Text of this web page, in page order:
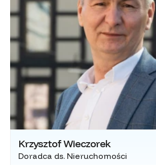
Krzysztof Wieczorek
Doradca ds. Nieruchomości